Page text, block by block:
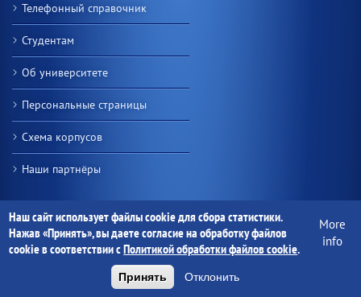
Телефонный справочник
Студентам
Об университете
Персональные страницы
Схема корпусов
Наши партнёры
Контакты
Учреждение образования
университет имени Франциска
Наш сайт использует файлы cookie для сбора статистики.
Нажав «Принять», вы даете согласие на обработку файлов
cookie в соответствии сПолитикой обработки файлов cookie.
More
info
Принять Отклонить